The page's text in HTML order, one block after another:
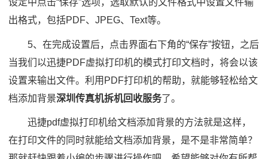
设定中点击“保存”选项，选取默认的文件格式中设置文件输
出格式，包括PDF、JPEG、Text等。
5、在完成设置后，点击界面右下角的“保存”按钮，之后
当我们以迅捷PDF虚拟打印机的模式打印文档时，将会以该
设置来输出文件。利用PDF打印机的帮助，就能够轻松给文
档添加背景深圳传真机拆机回收服务了。
迅捷pdf虚拟打印机给文档添加背景的方法就是这样，
在打印文件的同时就能给文档添加背景，是不是非常简单？